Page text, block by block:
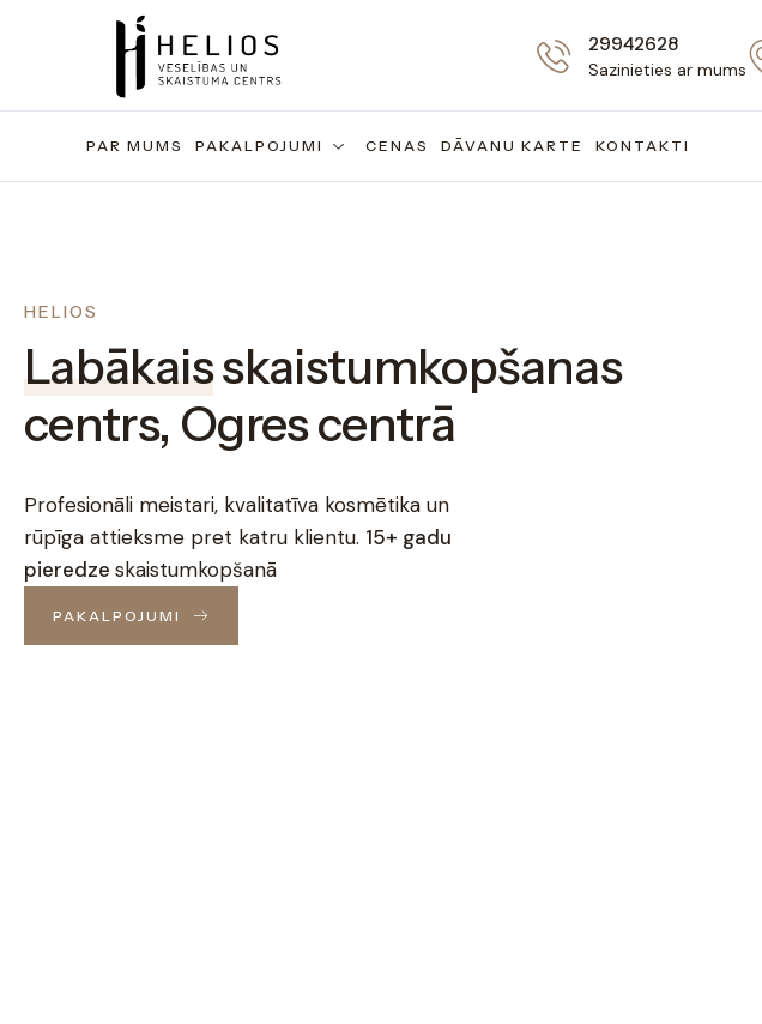
29942628
Sazinieties ar mums
PAR MUMS PAKALPOJUMI CENAS DĀVANU KARTE KONTAKTI
HELIOS
Labākaisskaistumkopšanas
centrs, Ogres centrā
Profesionāli meistari, kvalitatīva kosmētika un
rūpīga attieksme pret katru klientu. 15+ gadu
pieredze skaistumkopšanā
PAKALPOJUMI